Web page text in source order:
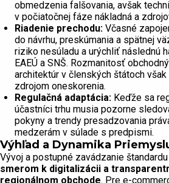
obmedzenia falšovania, avšak
v počiatočnej fáze nákladná a
Riadenie prechodu: Včasné
do návrhu, preskúmania a spätnej
riziko nesúladu a urýchliť následnú
EAEÚ a SNŠ. Rozmanitosť
architektúr v členských štátoch
zdrojom oneskorenia.
Regulačná adaptácia: Keďže sa
účastníci trhu musia pozorne
pokyny a trendy presadzovania
medzerám v súlade s predpismi.
Výhľad a Dynamika
Vývoj a postupné zavádzanie
smerom k digitalizácii a
regionálnom obchode. Pre e-